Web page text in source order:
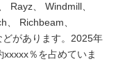
Rayz、 Windmill、
Richbeam、
があります。2025年
％を占めていま